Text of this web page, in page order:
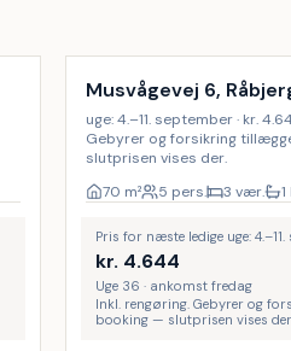
Musvågevej 6,
uge: 4.–11. september · kr.
Gebyrer og forsikring
slutprisen vises der.
70 m² 5 pers. 3 vær.
Pris for næste ledige uge:
kr. 4.644
Uge 36 · ankomst fredag
Inkl. rengøring. Gebyrer og
booking — slutprisen vises